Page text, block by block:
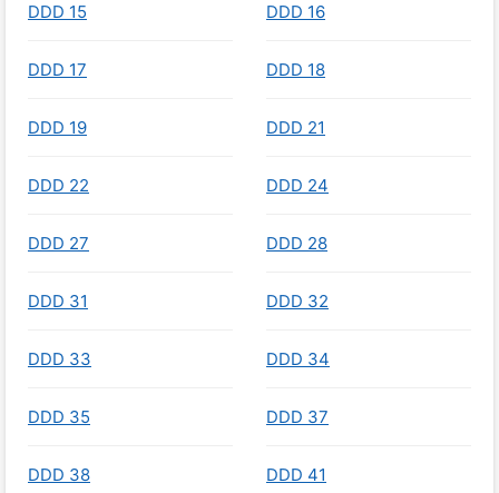
DDD 15 DDD 16
DDD 17 DDD 18
DDD 19 DDD 21
DDD 22 DDD 24
DDD 27 DDD 28
DDD 31 DDD 32
DDD 33 DDD 34
DDD 35 DDD 37
DDD 38 DDD 41